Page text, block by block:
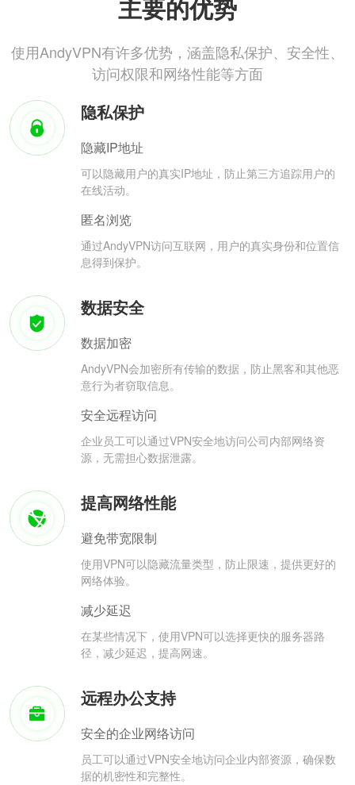
主要的优势
使用AndyVPN有许多优势，涵盖隐私保护、安全性、
访问权限和网络性能等方面
隐私保护
隐藏IP地址
可以隐藏用户的真实IP地址，防止第三方追踪用户的
在线活动。
匿名浏览
通过AndyVPN访问互联网，用户的真实身份和位置信
息得到保护。
数据安全
数据加密
AndyVPN会加密所有传输的数据，防止黑客和其他恶
意行为者窃取信息。
安全远程访问
企业员工可以通过VPN安全地访问公司内部网络资
源，无需担心数据泄露。
提高网络性能
避免带宽限制
使用VPN可以隐藏流量类型，防止限速，提供更好的
网络体验。
减少延迟
在某些情况下，使用VPN可以选择更快的服务器路
径，减少延迟，提高网速。
远程办公支持
安全的企业网络访问
员工可以通过VPN安全地访问企业内部资源，确保数
据的机密性和完整性。